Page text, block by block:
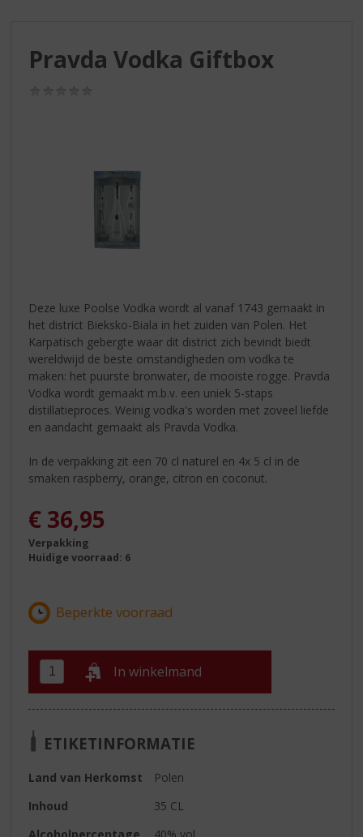
Pravda Vodka Giftbox
Deze luxe Poolse Vodka wordt al vanaf 1743 gemaakt in
het district Bieksko-Biala in het zuiden van Polen. Het
Karpatisch gebergte waar dit district zich bevindt biedt
wereldwijd de beste omstandigheden om vodka te
maken: het puurste bronwater, de mooiste rogge. Pravda
Vodka wordt gemaakt m.b.v. een uniek 5-staps
distillatieproces. Weinig vodka's worden met zoveel liefde
en aandacht gemaakt als Pravda Vodka.
In de verpakking zit een 70 cl naturel en 4x 5 cl in de
smaken raspberry, orange, citron en coconut.
€ 36,95
Verpakking
Huidige voorraad: 6
In winkelmand
ETIKETINFORMATIE
Land van Herkomst
Polen
Inhoud
35 CL
Alcoholpercentage
40% vol